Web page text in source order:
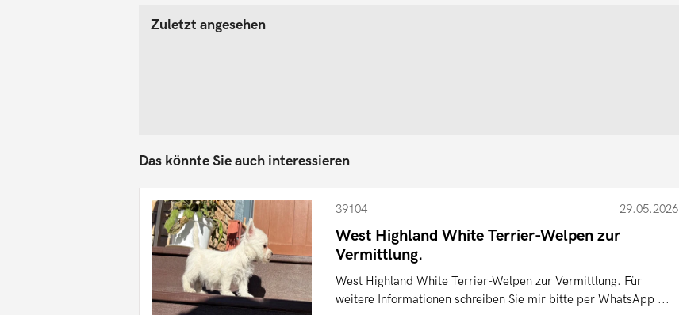
Zuletzt angesehen
Das könnte Sie auch interessieren
39104 29.05.2026
West Highland White Terrier-Welpen zur
Vermittlung.
West Highland White Terrier-Welpen zur Vermittlung. Für
weitere Informationen schreiben Sie mir bitte per WhatsApp ...